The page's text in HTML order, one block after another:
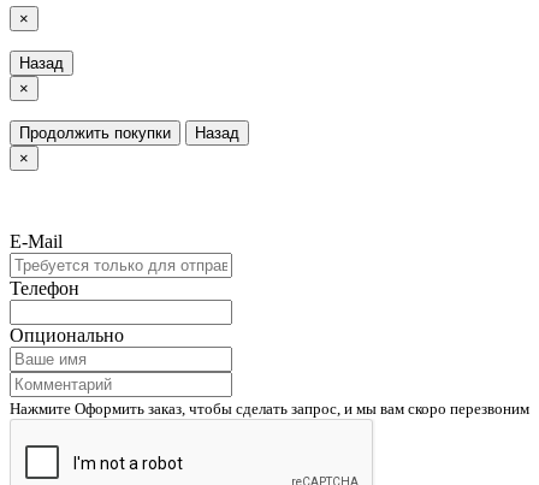
×
Назад
×
Продолжить покупки
Назад
×
E-Mail
Телефон
Опционально
Нажмите Оформить заказ, чтобы сделать запрос, и мы вам скоро перезвоним